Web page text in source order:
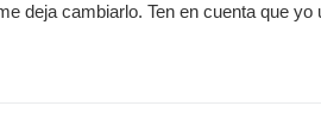
deja cambiarlo. Ten en cuenta que